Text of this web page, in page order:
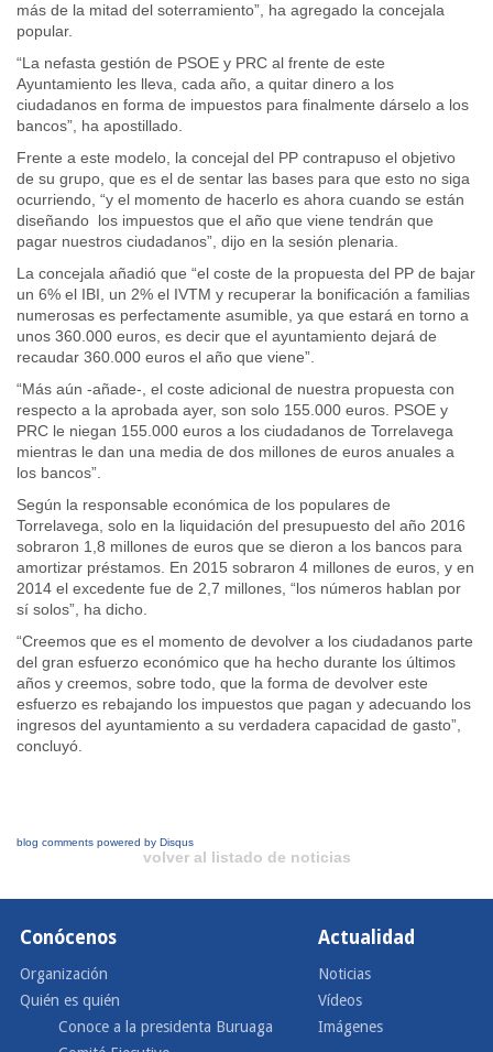
más de la mitad del soterramiento”, ha agregado la concejala
popular.
“La nefasta gestión de PSOE y PRC al frente de este
Ayuntamiento les lleva, cada año, a quitar dinero a los
ciudadanos en forma de impuestos para finalmente dárselo a los
bancos”, ha apostillado.
Frente a este modelo, la concejal del PP contrapuso el objetivo
de su grupo, que es el de sentar las bases para que esto no siga
ocurriendo, “y el momento de hacerlo es ahora cuando se están
diseñando los impuestos que el año que viene tendrán que
pagar nuestros ciudadanos”, dijo en la sesión plenaria.
La concejala añadió que “el coste de la propuesta del PP de bajar
un 6% el IBI, un 2% el IVTM y recuperar la bonificación a familias
numerosas es perfectamente asumible, ya que estará en torno a
unos 360.000 euros, es decir que el ayuntamiento dejará de
recaudar 360.000 euros el año que viene”.
“Más aún -añade-, el coste adicional de nuestra propuesta con
respecto a la aprobada ayer, son solo 155.000 euros. PSOE y
PRC le niegan 155.000 euros a los ciudadanos de Torrelavega
mientras le dan una media de dos millones de euros anuales a
los bancos”.
Según la responsable económica de los populares de
Torrelavega, solo en la liquidación del presupuesto del año 2016
sobraron 1,8 millones de euros que se dieron a los bancos para
amortizar préstamos. En 2015 sobraron 4 millones de euros, y en
2014 el excedente fue de 2,7 millones, “los números hablan por
sí solos”, ha dicho.
“Creemos que es el momento de devolver a los ciudadanos parte
del gran esfuerzo económico que ha hecho durante los últimos
años y creemos, sobre todo, que la forma de devolver este
esfuerzo es rebajando los impuestos que pagan y adecuando los
ingresos del ayuntamiento a su verdadera capacidad de gasto”,
concluyó.
blog comments powered by Disqus
volver al listado de noticias
Conócenos
Organización
Quién es quién
Conoce a la presidenta Buruaga
Actualidad
Noticias
Vídeos
Imágenes